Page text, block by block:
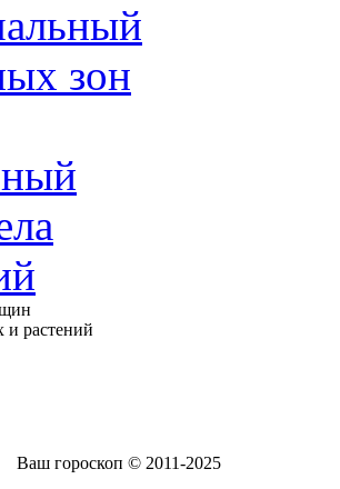
зон
и растений
Ваш гороскоп © 2011-2025